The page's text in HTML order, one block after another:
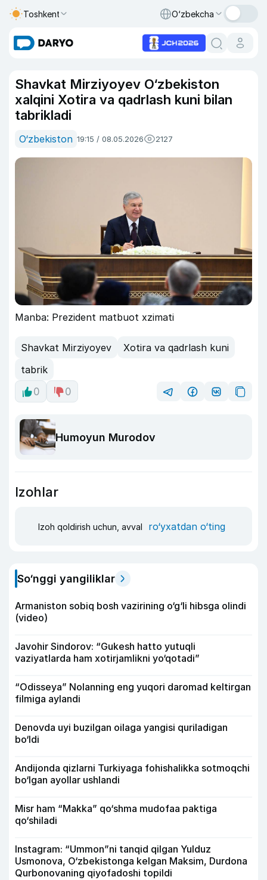
Toshkent O‘zbekcha
Shavkat Mirziyoyev O‘zbekiston
xalqini Xotira va qadrlash kuni bilan
tabrikladi
O‘zbekiston 19:15 / 08.05.2026 2127
Manba: Prezident matbuot xzimati
Shavkat Mirziyoyev
Xotira va qadrlash kuni
tabrik
0
0
Humoyun Murodov
Izohlar
Izoh qoldirish uchun, avval ro‘yxatdan o‘ting
So‘nggi yangiliklar
Armaniston sobiq bosh vazirining o‘g‘li hibsga olindi
(video)
Javohir Sindorov: “Gukesh hatto yutuqli
vaziyatlarda ham xotirjamlikni yo‘qotadi”
“Odisseya” Nolanning eng yuqori daromad keltirgan
filmiga aylandi
Denovda uyi buzilgan oilaga yangisi quriladigan
bo‘ldi
Andijonda qizlarni Turkiyaga fohishalikka sotmoqchi
bo‘lgan ayollar ushlandi
Misr ham “Makka” qo‘shma mudofaa paktiga
qo‘shiladi
Instagram: “Ummon”ni tanqid qilgan Yulduz
Usmonova, O‘zbekistonga kelgan Maksim, Durdona
Qurbonovaning qiyofadoshi topildi